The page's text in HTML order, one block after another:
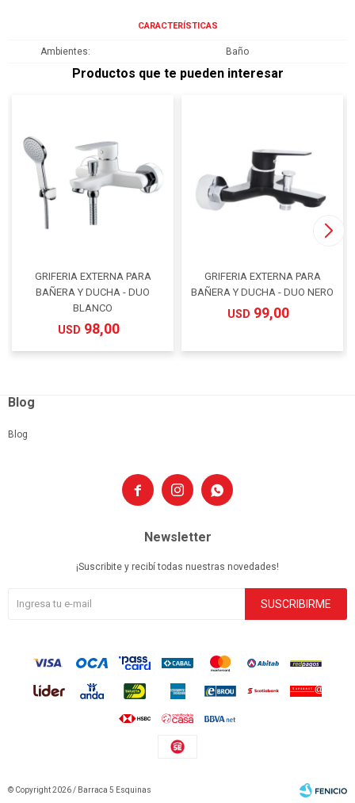
CARACTERÍSTICAS
Ambientes Baño
Productos que te pueden interesar
GRIFERIA EXTERNA PARA
BAÑERA Y DUCHA - DUO
BLANCO
USD 98,00
GRIFERIA EXTERNA PARA
BAÑERA Y DUCHA - DUO NERO
USD 99,00
  
Blog
Blog
Newsletter
¡Suscribite y recibí todas nuestras novedades!
SUSCRIBIRME
© Copyright 2026 / Barraca 5 Esquinas